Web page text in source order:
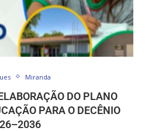
Miranda
DO PLANO
PARA O DECÊNIO